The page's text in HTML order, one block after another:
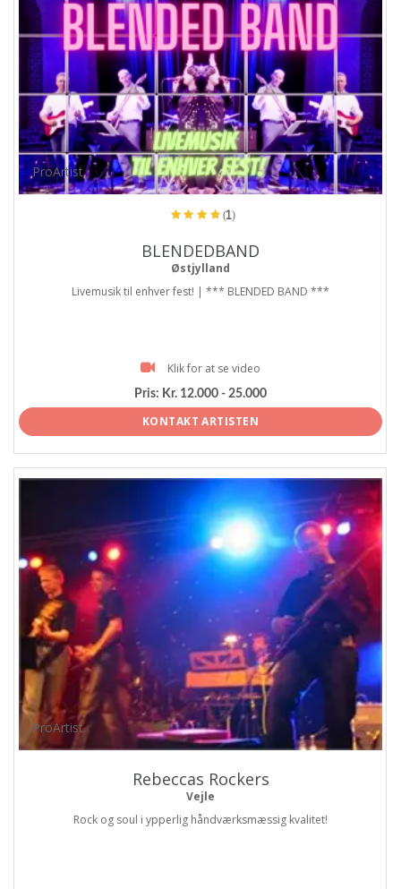
ProArtist
(1)
BLENDEDBAND
Østjylland
Livemusik til enhver fest! | *** BLENDED BAND ***
Klik for at se video
Pris: Kr. 12.000 - 25.000
KONTAKT ARTISTEN
ProArtist
Rebeccas Rockers
Vejle
Rock og soul i ypperlig håndværksmæssig kvalitet!